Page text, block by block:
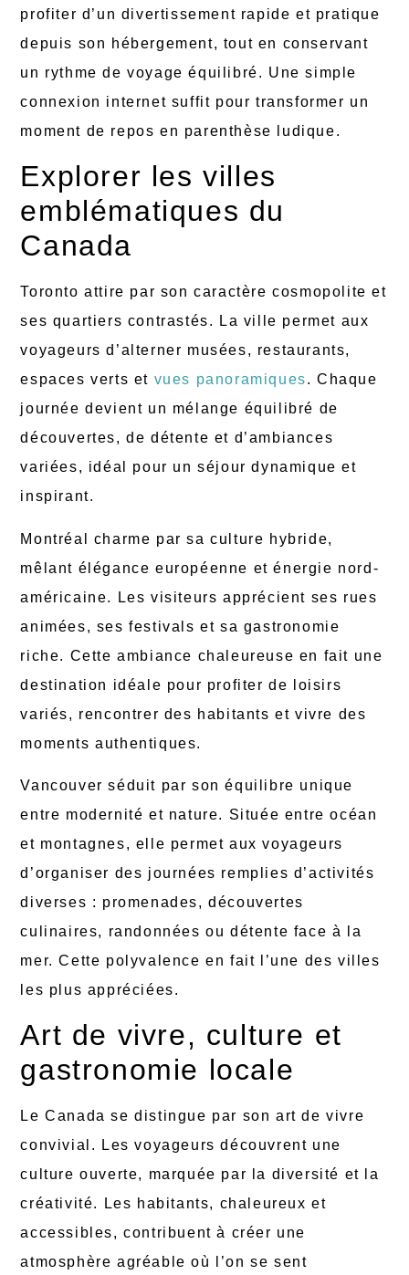
profiter d’un divertissement rapide et pratique
depuis son hébergement, tout en conservant
un rythme de voyage équilibré. Une simple
connexion internet suffit pour transformer un
moment de repos en parenthèse ludique.
Explorer les villes
emblématiques du
Canada
Toronto attire par son caractère cosmopolite et
ses quartiers contrastés. La ville permet aux
voyageurs d’alterner musées, restaurants,
espaces verts et vues panoramiques. Chaque
journée devient un mélange équilibré de
découvertes, de détente et d’ambiances
variées, idéal pour un séjour dynamique et
inspirant.
Montréal charme par sa culture hybride,
mêlant élégance européenne et énergie nord-
américaine. Les visiteurs apprécient ses rues
animées, ses festivals et sa gastronomie
riche. Cette ambiance chaleureuse en fait une
destination idéale pour profiter de loisirs
variés, rencontrer des habitants et vivre des
moments authentiques.
Vancouver séduit par son équilibre unique
entre modernité et nature. Située entre océan
et montagnes, elle permet aux voyageurs
d’organiser des journées remplies d’activités
diverses : promenades, découvertes
culinaires, randonnées ou détente face à la
mer. Cette polyvalence en fait l’une des villes
les plus appréciées.
Art de vivre, culture et
gastronomie locale
Le Canada se distingue par son art de vivre
convivial. Les voyageurs découvrent une
culture ouverte, marquée par la diversité et la
créativité. Les habitants, chaleureux et
accessibles, contribuent à créer une
atmosphère agréable où l’on se sent